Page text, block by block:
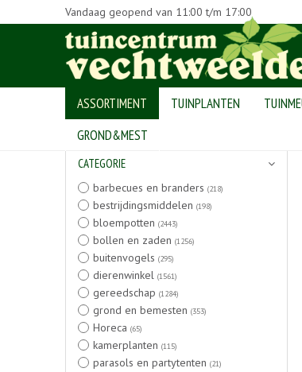
Home > Producten
Vandaag geopend van 11:00 t/m 17:00
ASSORTIMENT TUINPLANTEN
GROND&MEST
CATEGORIE
barbecues en branders (218)
bestrijdingsmiddelen (198)
bloempotten (2443)
bollen en zaden (1256)
buitenvogels (295)
dierenwinkel (1561)
gereedschap (1284)
grond en bemesten (353)
Horeca (65)
kamerplanten (115)
parasols en partytenten (21)